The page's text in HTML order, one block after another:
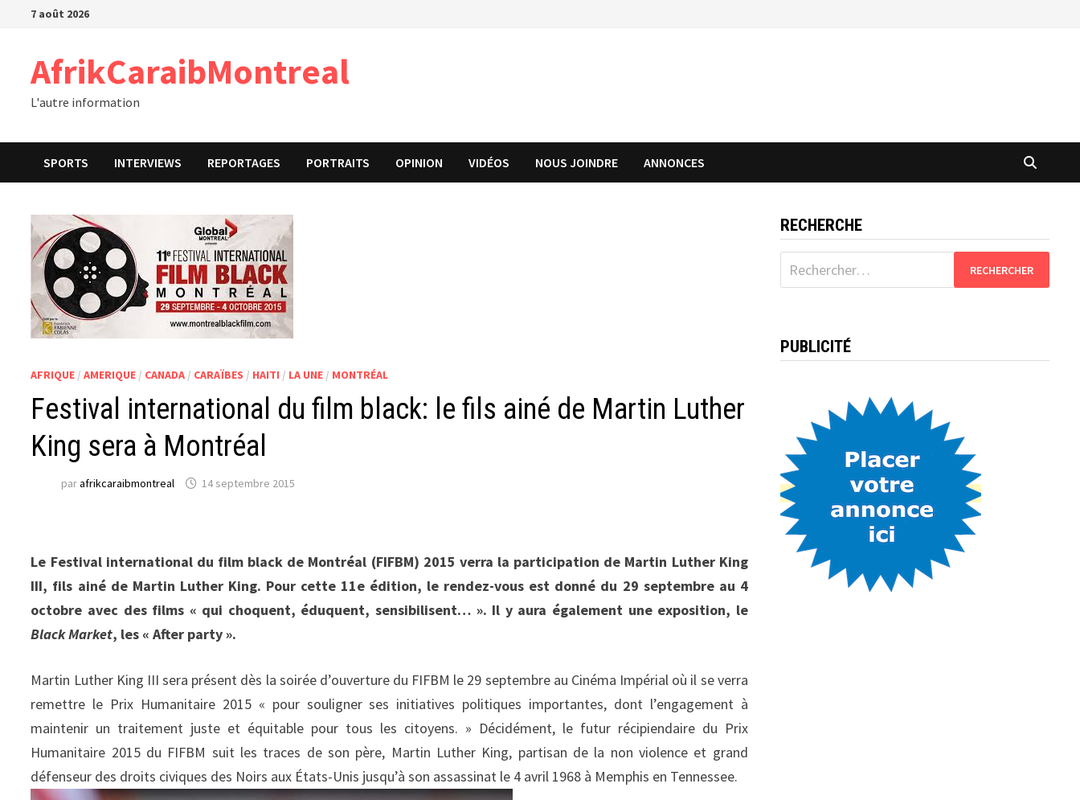
Passer7 août 2026
AfrikCaraibMontreal
L'autre information
SPORTS INTERVIEWS REPORTAGES PORTRAITS OPINION VIDÉOS NOUS JOINDRE ANNONCES
AFRIQUE /AMERIQUE / CANADA / CARAÏBES / HAITI / LA UNE / MONTRÉAL
Festival international du film black: le fils ainé de Martin Luther
King sera à Montréal
parafrikcaraibmontreal 14 septembre 2015
Le Festival international du film black de Montréal (FIFBM) 2015 verra la participation de Martin Luther King
III, fils ainé de Martin Luther King. Pour cette 11e édition, le rendez-vous est donné du 29 septembre au 4
octobre avec des films « qui choquent, éduquent, sensibilisent… ». Il y aura également une exposition, le
Black Market, les « After party ».
Martin Luther King III sera présent dès la soirée d’ouverture du FIFBM le 29 septembre au Cinéma Impérial où il se verra
remettre le Prix Humanitaire 2015 « pour souligner ses initiatives politiques importantes, dont l’engagement à
maintenir un traitement juste et équitable pour tous les citoyens. » Décidément, le futur récipiendaire du Prix
Humanitaire 2015 du FIFBM suit les traces de son père, Martin Luther King, partisan de la non violence et grand
défenseur des droits civiques des Noirs aux États-Unis jusqu’à son assassinat le 4 avril 1968 à Memphis en Tennessee.
RECHERCHE
Rechercher :
PUBLICITÉ